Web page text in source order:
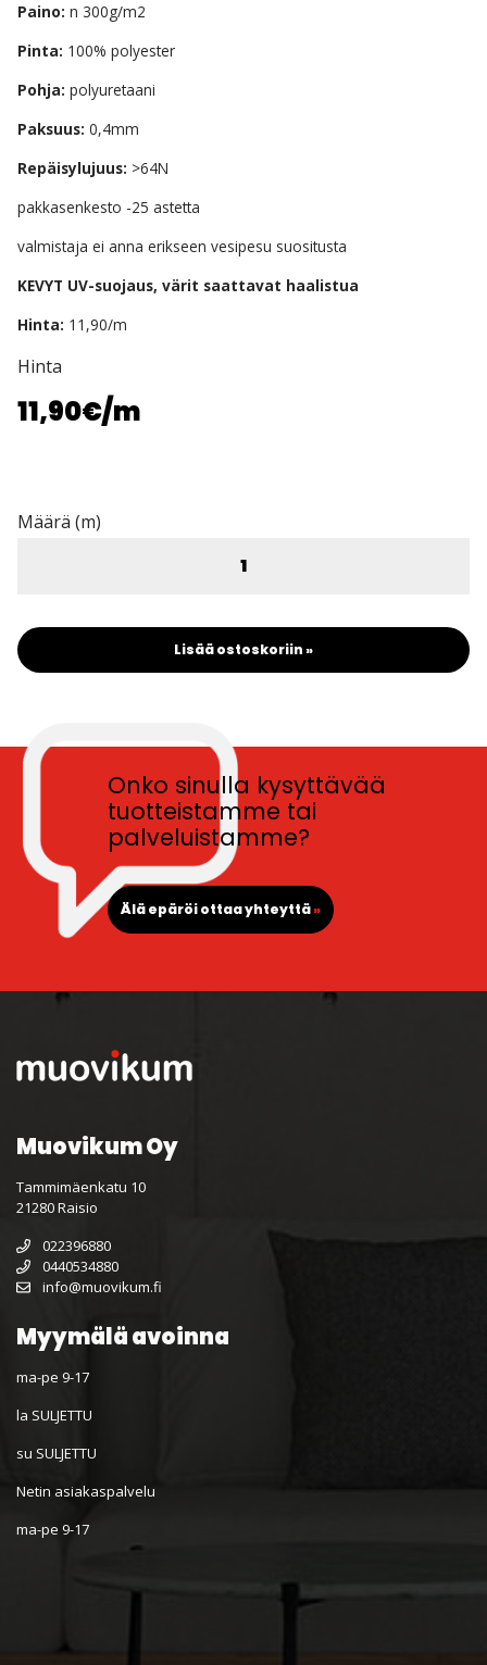
Paino: n 300g/m2
Pinta: 100% polyester
Pohja: polyuretaani
Paksuus: 0,4mm
Repäisylujuus: >64N
pakkasenkesto -25 astetta
valmistaja ei anna erikseen vesipesu suositusta
KEVYT UV-suojaus, värit saattavat haalistua
Hinta: 11,90/m
Hinta
11,90€/m
Määrä (m)
Lisää ostoskoriin »
Onko sinulla kysyttävää
tuotteistamme tai
palveluistamme?
Älä epäröi ottaa yhteyttä»
Muovikum Oy
Tammimäenkatu 10
21280 Raisio
022396880
0440534880
info@muovikum.fi
Myymälä avoinna
ma-pe 9-17
la SULJETTU
su SULJETTU
Netin asiakaspalvelu
ma-pe 9-17